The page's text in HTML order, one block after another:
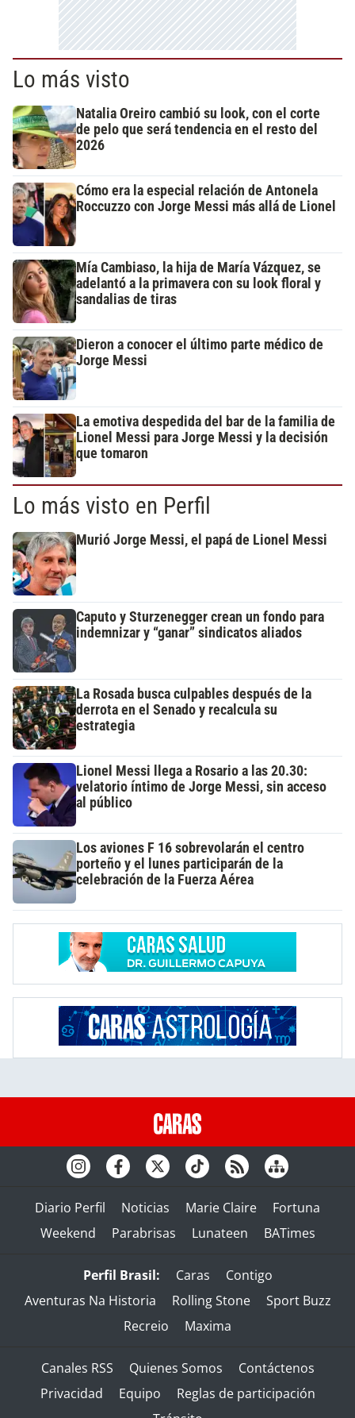
Lo más visto
Natalia Oreiro cambió su look, con el corte
de pelo que será tendencia en el resto del
2026
Cómo era la especial relación de Antonela
Roccuzzo con Jorge Messi más allá de Lionel
Mía Cambiaso, la hija de María Vázquez, se
adelantó a la primavera con su look floral y
sandalias de tiras
Dieron a conocer el último parte médico de
Jorge Messi
La emotiva despedida del bar de la familia de
Lionel Messi para Jorge Messi y la decisión
que tomaron
Lo más visto en Perfil
Murió Jorge Messi, el papá de Lionel Messi
Caputo y Sturzenegger crean un fondo para
indemnizar y “ganar” sindicatos aliados
La Rosada busca culpables después de la
derrota en el Senado y recalcula su
estrategia
Lionel Messi llega a Rosario a las 20.30:
velatorio íntimo de Jorge Messi, sin acceso
al público
Los aviones F 16 sobrevolarán el centro
porteño y el lunes participarán de la
celebración de la Fuerza Aérea
Diario Perfil Noticias Marie Claire
Fortuna
Weekend
Parabrisas Lunateen BATimes
Perfil Brasil: Caras
Contigo
Aventuras Na Historia
Rolling Stone
Sport Buzz
Recreio
Maxima
Canales RSS Quienes Somos
Contáctenos
Privacidad
Equipo
Reglas de participación